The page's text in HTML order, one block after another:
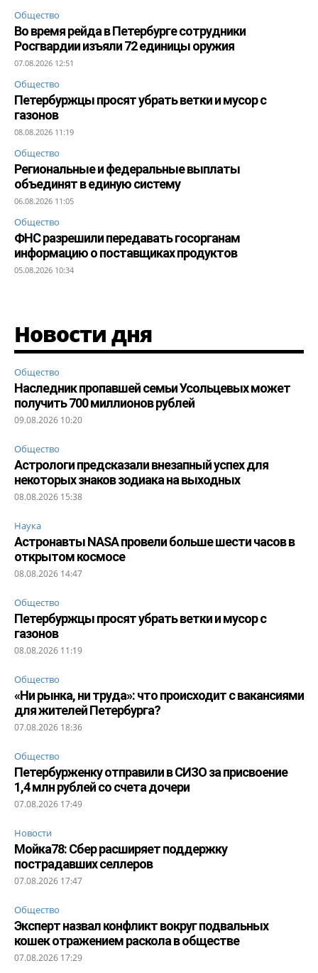
Общество
Во время рейда в Петербурге сотрудники
Росгвардии изъяли 72 единицы оружия
07.08.2026 12:51
Общество
Петербуржцы просят убрать ветки и мусор с
газонов
08.08.2026 11:19
Общество
Региональные и федеральные выплаты
объединят в единую систему
06.08.2026 11:05
Общество
ФНС разрешили передавать госорганам
информацию о поставщиках продуктов
05.08.2026 10:34
Новости дня
Общество
Наследник пропавшей семьи Усольцевых может
получить 700 миллионов рублей
09.08.2026 10:20
Общество
Астрологи предсказали внезапный успех для
некоторых знаков зодиака на выходных
08.08.2026 15:38
Наука
Астронавты NASA провели больше шести часов в
открытом космосе
08.08.2026 14:47
Общество
Петербуржцы просят убрать ветки и мусор с
газонов
08.08.2026 11:19
Общество
«Ни рынка, ни труда»: что происходит с вакансиями
для жителей Петербурга?
07.08.2026 18:36
Общество
Петербурженку отправили в СИЗО за присвоение
1,4 млн рублей со счета дочери
07.08.2026 17:49
Новости
Мойка78: Сбер расширяет поддержку
пострадавших селлеров
07.08.2026 17:47
Общество
Эксперт назвал конфликт вокруг подвальных
кошек отражением раскола в обществе
07.08.2026 17:29